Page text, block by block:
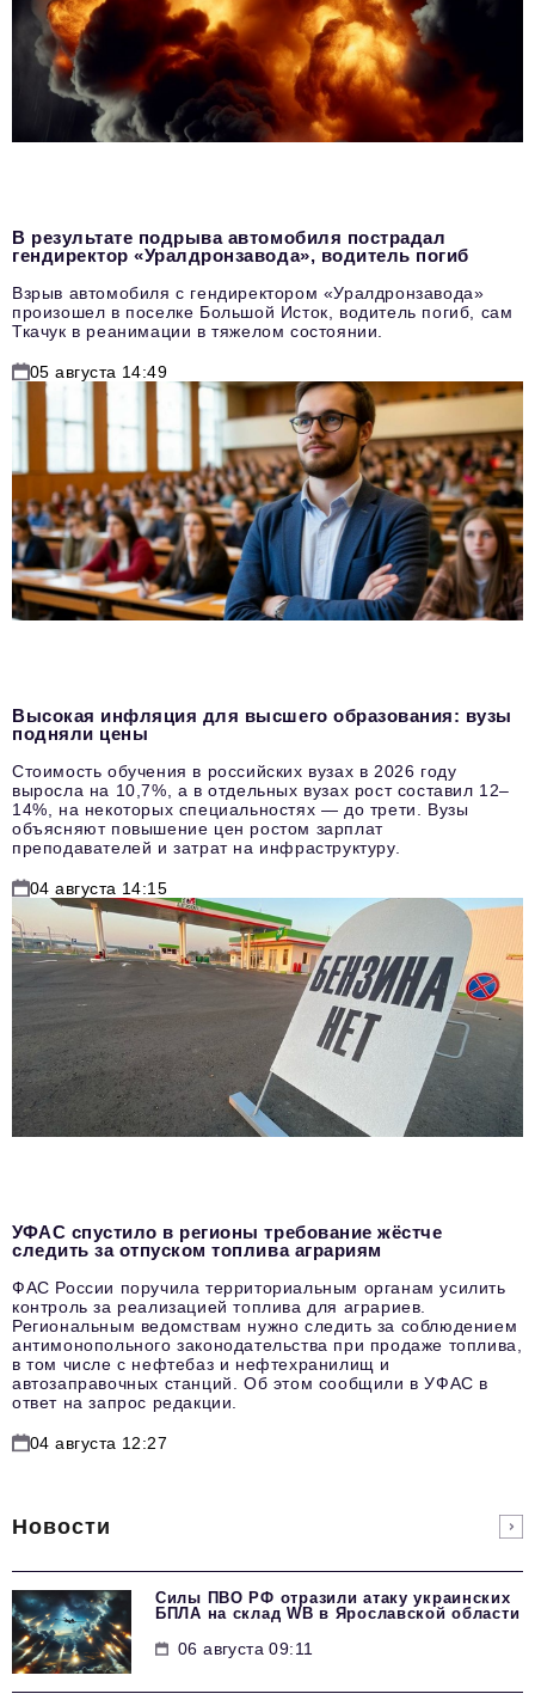
В результате подрыва автомобиля пострадал
гендиректор «Уралдронзавода», водитель погиб
Взрыв автомобиля с гендиректором «Уралдронзавода»
произошел в поселке Большой Исток, водитель погиб, сам
Ткачук в реанимации в тяжелом состоянии.
05 августа 14:49
Высокая инфляция для высшего образования: вузы
подняли цены
Стоимость обучения в российских вузах в 2026 году
выросла на 10,7%, а в отдельных вузах рост составил 12–
14%, на некоторых специальностях — до трети. Вузы
объясняют повышение цен ростом зарплат
преподавателей и затрат на инфраструктуру.
04 августа 14:15
УФАС спустило в регионы требование жёстче
следить за отпуском топлива аграриям
ФАС России поручила территориальным органам усилить
контроль за реализацией топлива для аграриев.
Региональным ведомствам нужно следить за соблюдением
антимонопольного законодательства при продаже топлива,
в том числе с нефтебаз и нефтехранилищ и
автозаправочных станций. Об этом сообщили в УФАС в
ответ на запрос редакции.
04 августа 12:27
Новости
Силы ПВО РФ отразили атаку украинских
БПЛА на склад WB в Ярославской области
06 августа 09:11